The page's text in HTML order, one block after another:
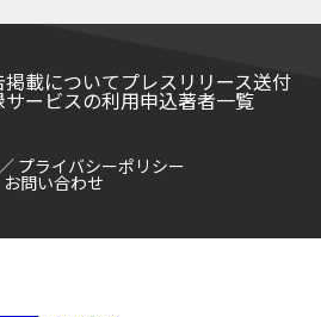
載についてプレスリリース送付
ービスの利用申込著者一覧
プライバシーポリシー
お問い合わせ